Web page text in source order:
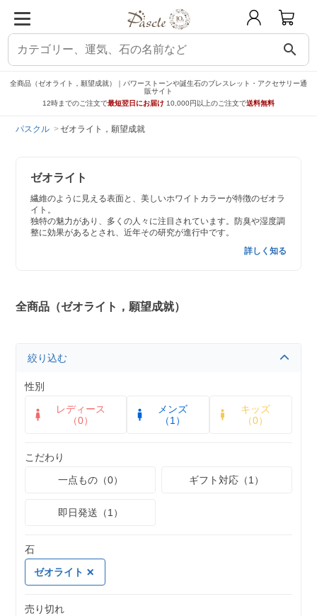
search
全商品（ゼオライト，願望成就）｜パワーストーンや誕生石のブレスレット・アクセサリー通
販サイト
12時までのご注文で最短翌日にお届け 10,000円以上のご注文で送料無料
パスクル ゼオライト，願望成就
ゼオライト
繊維のように見える表面と、美しいホワイトカラーが特徴のゼオラ
イト。
独特の魅力があり、多くの人々に注目されています。防臭や湿度調
整に効果があるとされ、近年その研究が進行中です。
詳しく知る
全商品（ゼオライト，願望成就）
絞り込む
性別
レディース
（0）
メンズ
（1）
キッズ
（0）
こだわり
一点もの（0）
ギフト対応（1）
即日発送（1）
石
ゼオライト
売り切れ